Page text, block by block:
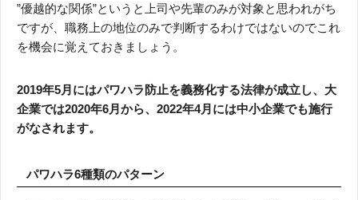
”優越的な関係”というと上司や先輩のみが対象と思われがち
ですが、職務上の地位のみで判断するわけではないのでこれ
を機会に覚えておきましょう。
2019年5月にはパワハラ防止を義務化する法律が成立し、大
企業では2020年6月から、2022年4月には中小企業でも施行
がなされます。
パワハラ6種類のパターン